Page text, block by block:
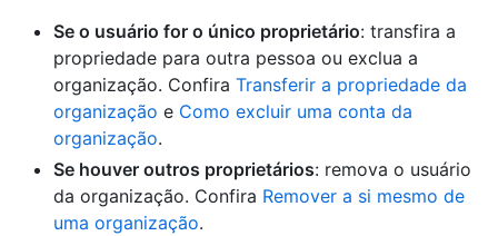
Se o usuário for o único proprietário: transfira a
propriedade para outra pessoa ou exclua a
organização. Confira Transferir a propriedade da
organização e Como excluir uma conta da
organização.
Se houver outros proprietários: remova o usuário
da organização. Confira Remover a si mesmo de
uma organização.